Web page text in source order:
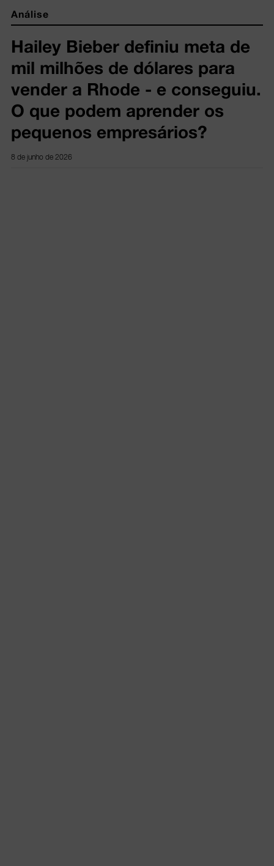
Análise
Hailey Bieber definiu meta de
mil milhões de dólares para
vender a Rhode - e conseguiu.
O que podem aprender os
pequenos empresários?
8 de junho de 2026